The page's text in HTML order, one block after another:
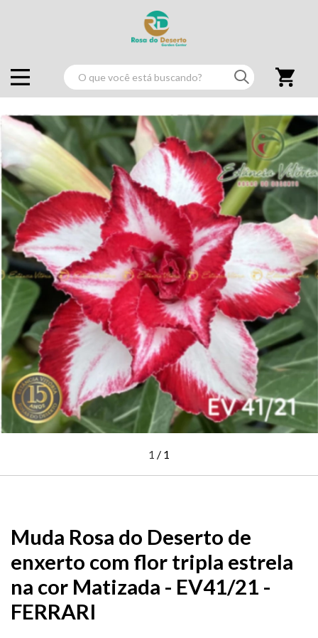
1 / 1
Muda Rosa do Deserto de
enxerto com flor tripla estrela
na cor Matizada - EV41/21 -
FERRARI